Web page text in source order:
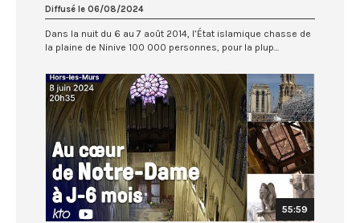
Diffusé le 06/08/2024
Dans la nuit du 6 au 7 août 2014, l’État islamique chasse de
la plaine de Ninive 100 000 personnes, pour la plup...
55:59